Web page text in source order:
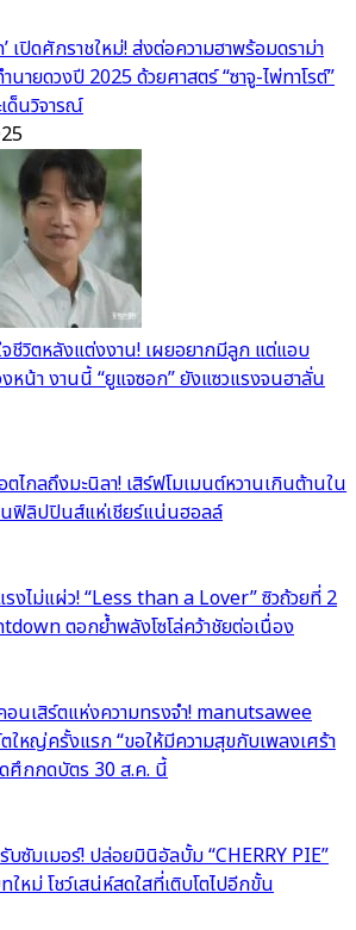
เปิดศักราชใหม่! ส่งต่อความฮาพร้อมดราม่า
นายดวงปี 2025 ด้วยศาสตร์ “ซาจู-ไพ่ทาโรต์”
ด็นวิจารณ์
ชีวิตหลังแต่งงาน! เผยอยากมีลูก แต่แอบ
หน้า งานนี้ “ยูแจซอก” ยังแซวแรงจนฮาลั่น
ตไกลถึงมะนิลา! เสิร์ฟโมเมนต์หวานเกินต้านใน
ฟิลิปปินส์แห่เชียร์แน่นฮอลล์
งไม่แผ่ว! “Less than a Lover” ซิวถ้วยที่ 2
ตอกย้ำพลังโซโล่คว้าชัยต่อเนื่อง
อนเสิร์ตแห่งความทรงจำ! manutsawee
ใหญ่ครั้งแรก “ขอให้มีความสุขกับเพลงเศร้า
ดศึกกดบัตร 30 ส.ค. นี้
ซัมเมอร์! ปล่อยมินิอัลบั้ม “CHERRY PIE”
หม่ โชว์เสน่ห์สดใสที่เติบโตไปอีกขั้น